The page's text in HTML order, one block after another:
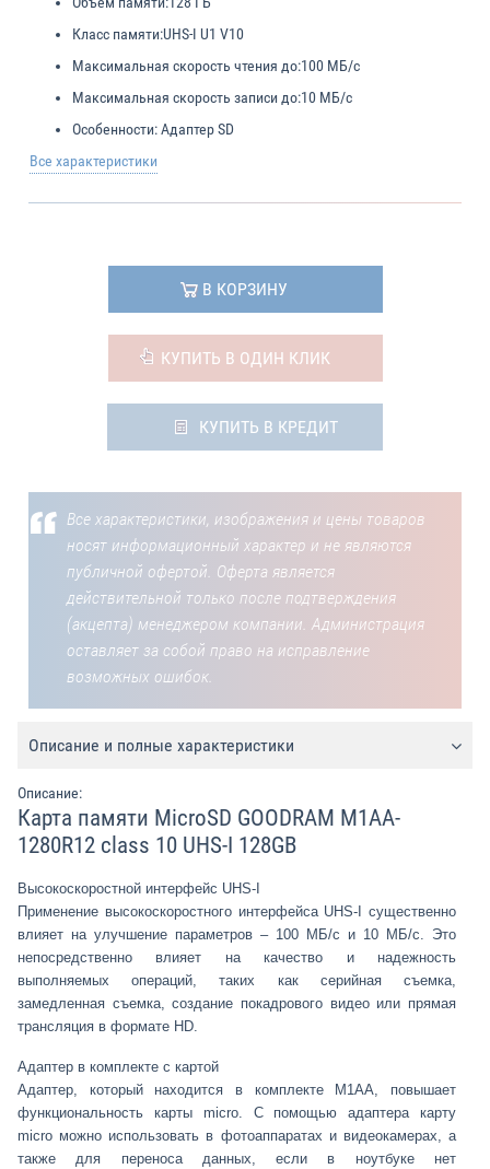
Класс памяти:UHS-I U1 V10
Максимальная скорость чтения до:100 МБ/с
Максимальная скорость записи до:10 МБ/с
Особенности:Адаптер SD
Все характеристики
В КОРЗИНУ
КУПИТЬ В ОДИН КЛИК
КУПИТЬ В КРЕДИТ
Все характеристики, изображения и цены товаров
носят информационный характер и не являются
публичной офертой. Оферта является
действительной только после подтверждения
(акцепта) менеджером компании. Администрация
оставляет за собой право на исправление
возможных ошибок.
Описание и полные характеристики
Описание:
Карта памяти MicroSD GOODRAM M1AA-
1280R12 class 10 UHS-I 128GB
Высокоскоростной интерфейс UHS-I
Применение высокоскоростного интерфейса UHS-I существенно
влияет на улучшение параметров – 100 МБ/с и 10 МБ/с. Это
непосредственно влияет на качество и надежность
выполняемых операций, таких как серийная съемка,
замедленная съемка, создание покадрового видео или прямая
трансляция в формате HD.
Адаптер в комплекте с картой
Адаптер, который находится в комплекте M1AA, повышает
функциональность карты micro. С помощью адаптера карту
micro можно использовать в фотоаппаратах и видеокамерах, а
также для переноса данных, если в ноутбуке нет